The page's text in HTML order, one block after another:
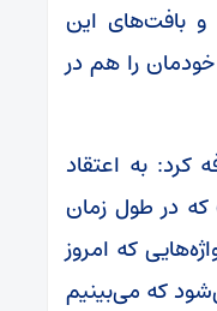
و بافت‌های این
را هم در
به اعتقاد
در طول زمان
که امروز
که می‌بینیم